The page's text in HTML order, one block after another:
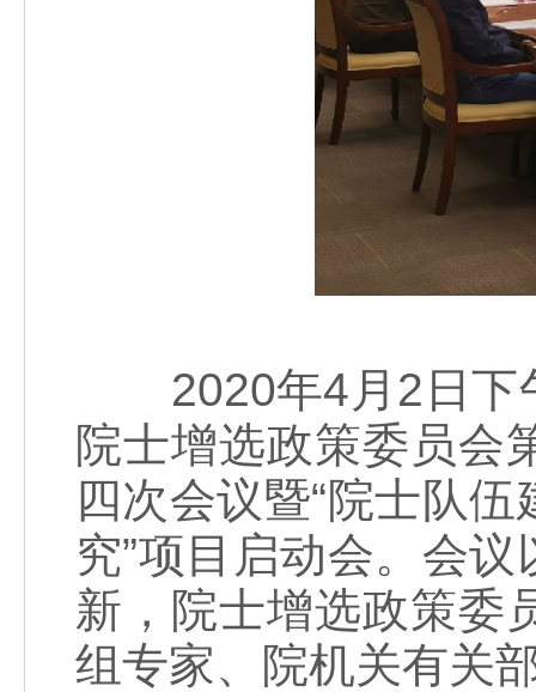
2020年4月2日下午
院士增选政策委员会
四次会议暨“院士队
究”项目启动会。会
新，院士增选政策委
组专家、院机关有关